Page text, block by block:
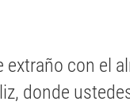
extraño con el
donde